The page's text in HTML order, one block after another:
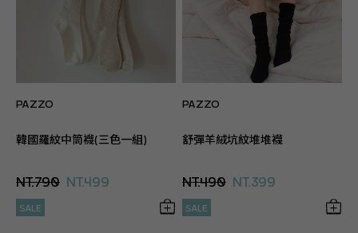
PAZZO
韓國羅紋中筒襪(三色一組)
NT.790 NT.499
SALE
PAZZO
舒彈羊絨坑紋堆堆襪
NT.490 NT.399
SALE